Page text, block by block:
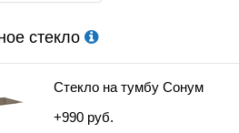
стекло
Стекло на тумбу Сонум
+990 руб.